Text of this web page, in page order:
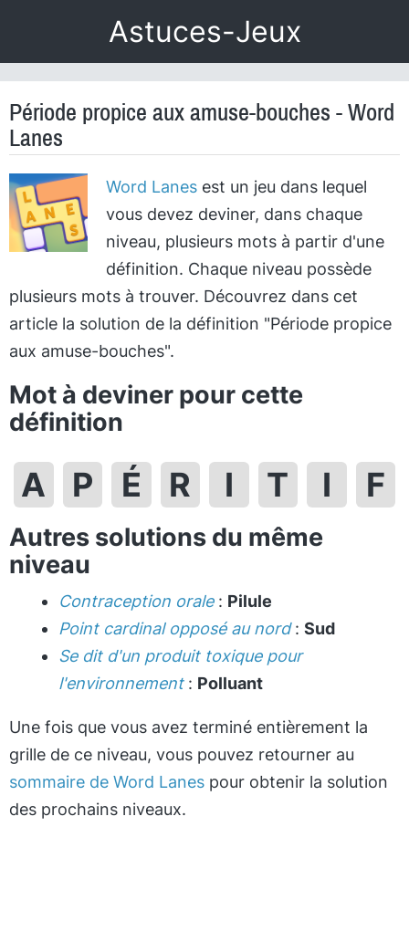
Astuces-Jeux
Période propice aux amuse-bouches - Word
Lanes
Word Lanesest un jeu dans lequel
vous devez deviner, dans chaque
niveau, plusieurs mots à partir d'une
définition. Chaque niveau possède
plusieurs mots à trouver. Découvrez dans cet
article la solution de la définition "Période propice
aux amuse-bouches".
Mot à deviner pour cette
définition
A P É R I T I F
Autres solutions du même
niveau
Contraception orale: Pilule
Point cardinal opposé au nord: Sud
Se dit d'un produit toxique pour
l'environnement: Polluant
Une fois que vous avez terminé entièrement la
grille de ce niveau, vous pouvez retourner au
sommaire de Word Lanes pour obtenir la solution
des prochains niveaux.